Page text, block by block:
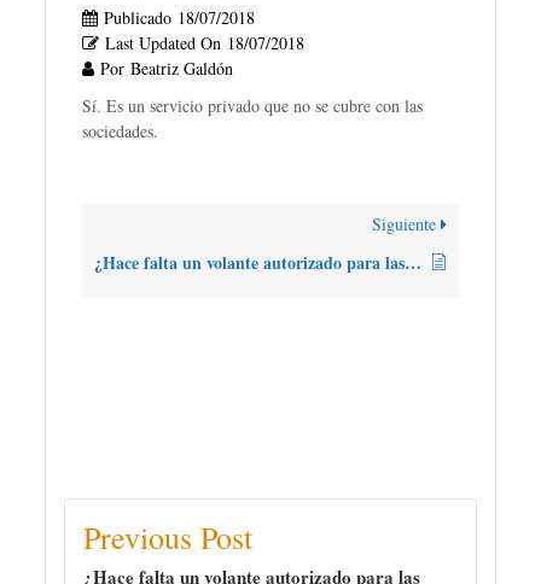
Publicado 18/07/2018
Last Updated On 18/07/2018
Por Beatriz Galdón
Sí. Es un servicio privado que no se cubre con las
sociedades.
Siguiente
¿Hace falta un volante autorizado para las pruebas?
Previous Post
¿Hace falta un volante autorizado para las